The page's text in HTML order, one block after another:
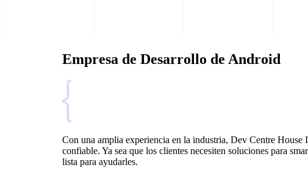
Empresa de Desarrollo de Android
Con una amplia experiencia en la industria, Dev Centre
confiable. Ya sea que los clientes necesiten soluciones para
lista para ayudarles.